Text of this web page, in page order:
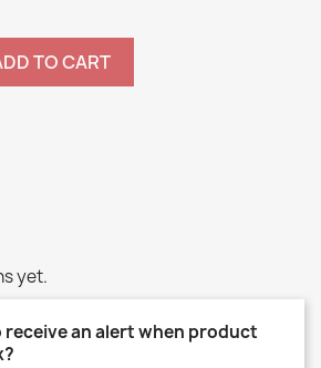
TO CART
yet.
receive an alert when product